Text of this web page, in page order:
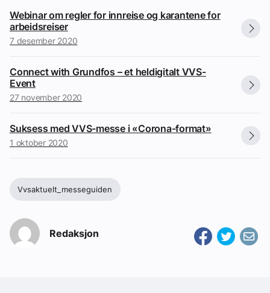
Webinar om regler for innreise og karantene for
arbeidsreiser
7 desember 2020
Connect with Grundfos – et heldigitalt VVS-
Event
27 november 2020
Suksess med VVS-messe i «Corona-format»
1 oktober 2020
Vvsaktuelt_messeguiden
Redaksjon